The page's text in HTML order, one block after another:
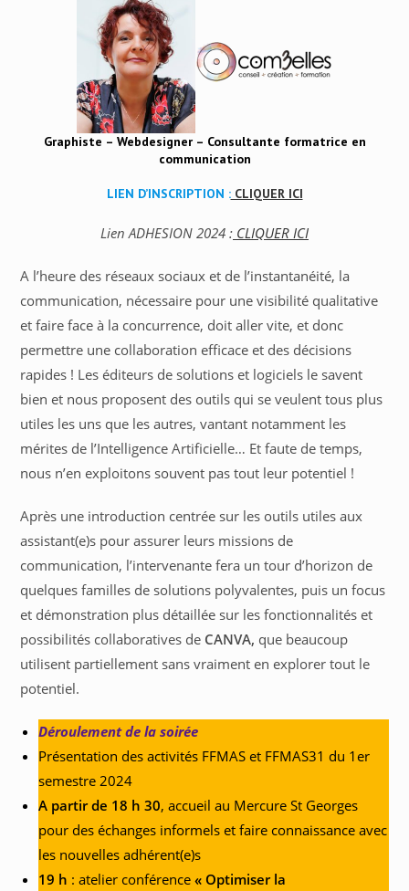
Graphiste – Webdesigner – Consultante formatrice en
communication
LIEN D’INSCRIPTION :CLIQUER ICI
Lien ADHESION 2024 : CLIQUER ICI
A l’heure des réseaux sociaux et de l’instantanéité, la
communication, nécessaire pour une visibilité qualitative
et faire face à la concurrence, doit aller vite, et donc
permettre une collaboration efficace et des décisions
rapides ! Les éditeurs de solutions et logiciels le savent
bien et nous proposent des outils qui se veulent tous plus
utiles les uns que les autres, vantant notamment les
mérites de l’Intelligence Artificielle… Et faute de temps,
nous n’en exploitons souvent pas tout leur potentiel !
Après une introduction centrée sur les outils utiles aux
assistant(e)s pour assurer leurs missions de
communication, l’intervenante fera un tour d’horizon de
quelques familles de solutions polyvalentes, puis un focus
et démonstration plus détaillée sur les fonctionnalités et
possibilités collaboratives de CANVA, que beaucoup
utilisent partiellement sans vraiment en explorer tout le
potentiel.
Déroulement de la soirée
Présentation des activités FFMAS et FFMAS31 du 1er
semestre 2024
A partir de 18 h 30, accueil au Mercure St Georges
pour des échanges informels et faire connaissance avec
les nouvelles adhérent(e)s
19 h : atelier conférence« Optimiser la